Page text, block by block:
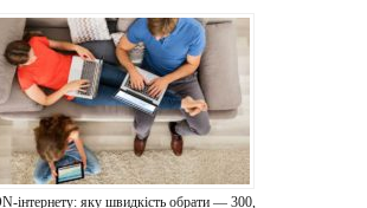
інтернету: яку швидкість обрати — 300,